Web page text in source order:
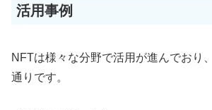
活用事例
NFTは様々な分野で活用が進んでおり
通りです。